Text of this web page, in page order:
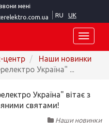
мені
RU UK
Toggle
центр
Наши новинки
Україна" ...
Наши новинки